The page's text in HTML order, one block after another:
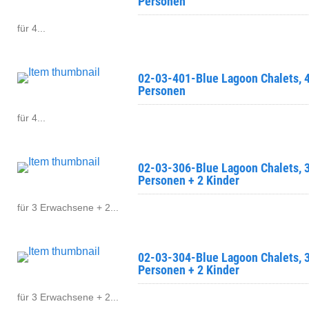
für 4...
02-03-401-Blue Lagoon Chalets,
Personen
für 4...
02-03-306-Blue Lagoon Chalets,
Personen + 2 Kinder
für 3 Erwachsene + 2...
02-03-304-Blue Lagoon Chalets,
Personen + 2 Kinder
für 3 Erwachsene + 2...